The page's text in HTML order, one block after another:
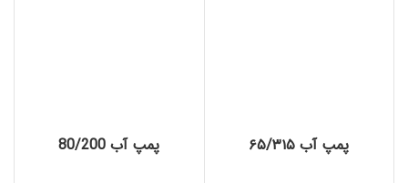
پمپ آب ۶۵/۳۱۵ پمپ آب 80/200